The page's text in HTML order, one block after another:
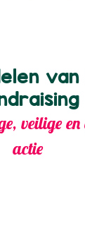
van
veilige en
actie